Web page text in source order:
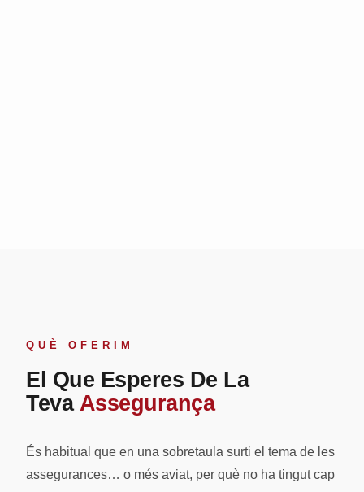
QUÈ OFERIM
El Que Esperes De La
Teva Assegurança
És habitual que en una sobretaula surti el tema de les
assegurances… o més aviat, per què no ha tingut cap